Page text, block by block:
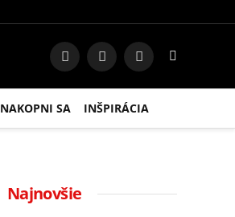
FacebookInstagram
RSS
NAKOPNI SA INŠPIRÁCIA
Najnovšie